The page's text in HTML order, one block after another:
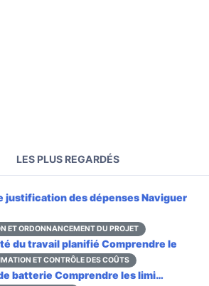
LES PLUS REGARDÉS
justification des dépensesNaviguer
ET ORDONNANCEMENT DU PROJET
du travail planifié Comprendre le
ET CONTRÔLE DES COÛTS
batterie Comprendre les limi…